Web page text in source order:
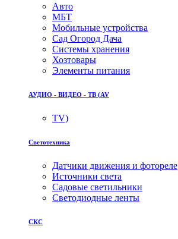
Авто
МБТ
Мобильные устройства
Сад Огород Дача
Системы хранения
Хозтовары
Элементы питания
АУДИО - ВИДЕО - ТВ (AV
TV)
Светотехника
Датчики движения и фотореле
Источники света
Садовые светильники
Светодиодные ленты
СКС